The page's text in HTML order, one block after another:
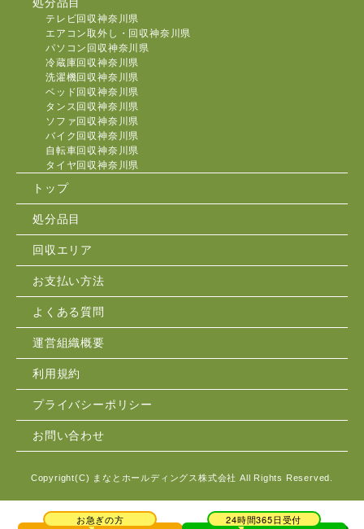
お急ぎの方 24時間365日受付
処分品目
テレビ回収神奈川県
エアコン取外し・回収神奈川県
パソコン回収神奈川県
冷蔵庫回収神奈川県
洗濯機回収神奈川県
ベッド回収神奈川県
タンス回収神奈川県
ソファ回収神奈川県
バイク回収神奈川県
自転車回収神奈川県
タイヤ回収神奈川県
トップ
処分品目
回収エリア
お支払い方法
よくある質問
運営組織概要
利用規約
プライバシーポリシー
お問い合わせ
Copyright(C) まなとホールディングス株式会社 All Rights Reserved.